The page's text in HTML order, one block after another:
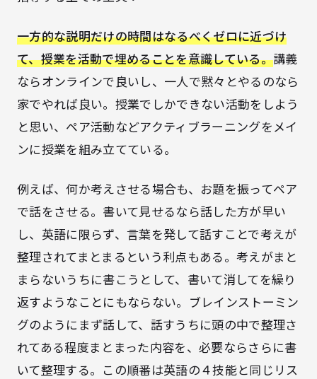
一方的な説明だけの時間はなるべくゼロに近づけ
て、授業を活動で埋めることを意識している。講義
ならオンラインで良いし、一人で黙々とやるのなら
家でやれば良い。授業でしかできない活動をしよう
と思い、ペア活動などアクティブラーニングをメイ
ンに授業を組み立てている。
例えば、何か考えさせる場合も、お題を振ってペア
で話をさせる。書いて見せるなら話した方が早い
し、英語に限らず、言葉を発して話すことで考えが
整理されてまとまるという利点もある。考えがまと
まらないうちに書こうとして、書いて消してを繰り
返すようなことにもならない。ブレインストーミン
グのようにまず話して、話すうちに頭の中で整理さ
れてある程度まとまった内容を、必要ならさらに書
いて整理する。この順番は英語の４技能と同じリス